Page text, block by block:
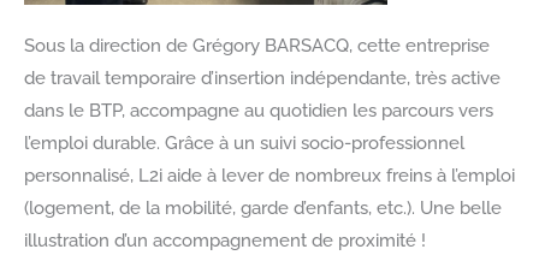
Sous la direction de Grégory BARSACQ, cette entreprise
de travail temporaire d’insertion indépendante, très active
dans le BTP, accompagne au quotidien les parcours vers
l’emploi durable. Grâce à un suivi socio-professionnel
personnalisé, L2i aide à lever de nombreux freins à l’emploi
(logement, de la mobilité, garde d’enfants, etc.). Une belle
illustration d’un accompagnement de proximité !